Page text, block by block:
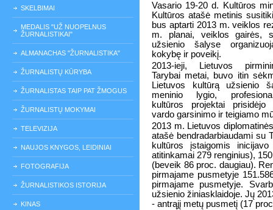
SKELBIMAI
MEDALIS "UŽ NUOPELNUS
ŽURNALISTIKAI"
ALMANACHAS "ŽURNALISTIKA"
ŽURNALISTŲ KŪRYBA
ŽURNALISTAS TAIP PAT ŽMOGUS
ŽURNALISTŲ MOKYMAI
TELEVIZIJA
NAUJOS KNYGOS, LEIDINIAI
FOTOGRAFIJA
ŽURNALISTIKOS ISTORIJA
KINAS
Vasario 19-20 d. Kultūros
Kultūros atašė metinis
bus aptarti 2013 m. veiklos
m. planai, veiklos gairės,
užsienio šalyse
kokybę ir poveikį.
2013-ieji, Lietuvos
Tarybai metai, buvo itin
Lietuvos kultūrą užsienio
meninio lygio,
kultūros projektai prisidėjo
vardo garsinimo ir teigiamo
2013 m. Lietuvos
atašė bendradarbiaudami su
kultūros įstaigomis
atitinkamai 279 renginius),
(beveik 86 proc. daugiau).
pirmajame pusmetyje
pirmajame pusmetyje.
užsienio žiniasklaidoje. Jų
- antrąjį metų pusmetį (17